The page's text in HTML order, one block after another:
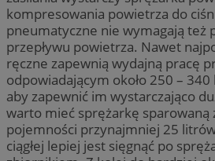
kompresowania powietrza do
pneumatyczne nie wymagają też
przepływu powietrza. Nawet
ręczne zapewnią wydajną pracę
odpowiadającym około 250 –
aby zapewnić im wystarczająco
warto mieć sprężarkę sparowaną
pojemności przynajmniej 25
ciągłej lepiej jest sięgnąć po